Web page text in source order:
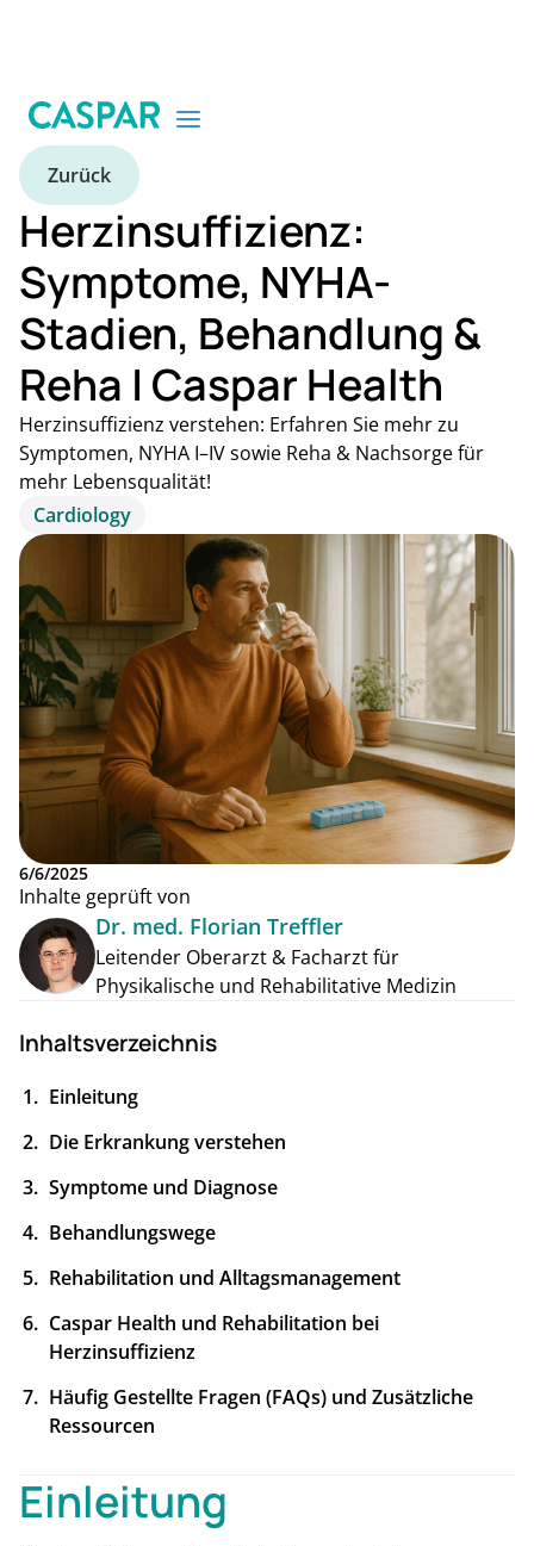
Zurück
Herzinsuffizienz:
Symptome, NYHA-
Stadien, Behandlung &
Reha | Caspar Health
Herzinsuffizienz verstehen: Erfahren Sie mehr zu
Symptomen, NYHA I–IV sowie Reha & Nachsorge für
mehr Lebensqualität!
Cardiology
6/6/2025
Inhalte geprüft von
Dr. med. Florian Treffler
Leitender Oberarzt & Facharzt für
Physikalische und Rehabilitative Medizin
Inhaltsverzeichnis
Einleitung
Die Erkrankung verstehen
Symptome und Diagnose
Behandlungswege
Rehabilitation und Alltagsmanagement
Caspar Health und Rehabilitation bei
Herzinsuffizienz
Häufig Gestellte Fragen (FAQs) und Zusätzliche
Ressourcen
Einleitung